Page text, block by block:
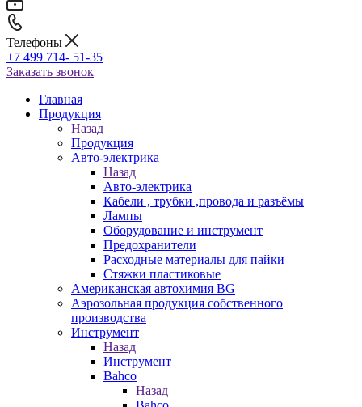
Телефоны
+7 499 714- 51-35
Заказать звонок
Главная
Продукция
Назад
Продукция
Авто-электрика
Назад
Авто-электрика
Кабели , трубки ,провода и разъёмы
Лампы
Оборудование и инструмент
Предохранители
Расходные материалы для пайки
Стяжки пластиковые
Американская автохимия BG
Аэрозольная продукция собственного
производства
Инструмент
Назад
Инструмент
Bahco
Назад